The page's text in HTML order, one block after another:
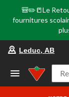
🎒✏️📒Le
fournitures
Leduc, AB